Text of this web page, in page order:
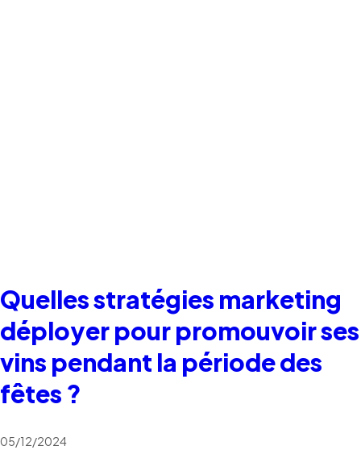
Quelles stratégies marketing
déployer pour promouvoir ses
vins pendant la période des
fêtes ?
05/12/2024